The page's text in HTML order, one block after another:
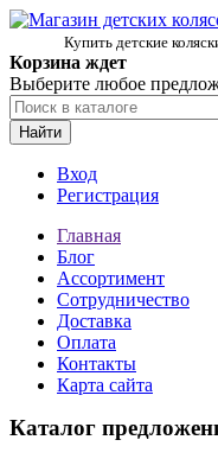
Купить детские
Корзина ждет
Выберите любое
Найти
Вход
Регистрация
Главная
Блог
Ассортимент
Сотрудничество
Доставка
Оплата
Контакты
Карта сайта
Каталог